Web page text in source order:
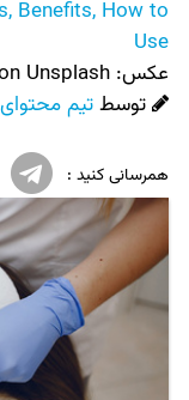
Benefits, How to
Use
عکس:‌ Unsplash
توسطتیم
همرسانی کنید :